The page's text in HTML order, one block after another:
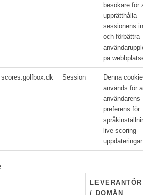
besökare för
upprätthålla
sessionens
och förbättra
på
scores.golfbox.dk Session
Denna cookie
används för
användarens
preferens för
live scoring-
LEVERANTÖR
/ DOMÄN